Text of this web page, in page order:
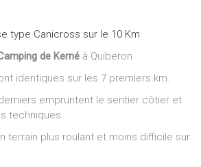
type Canicross sur le 10 Km
de Kerné à Quiberon
identiques sur les 7 premiers km.
empruntent le sentier côtier et
techniques.
terrain plus roulant et moins difficile sur